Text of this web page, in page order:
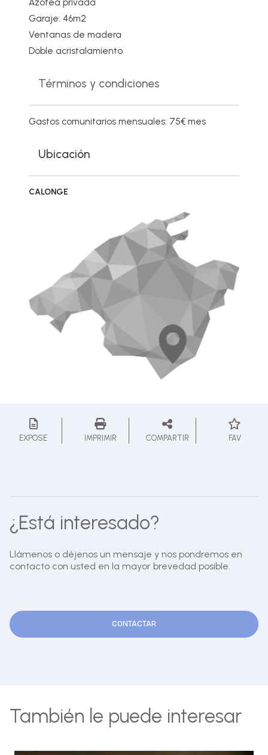
Azotea privada
Garaje: 46m2
Ventanas de madera
Doble acristalamiento
Términos y condiciones
Gastos comunitarios mensuales: 75€ mes
Ubicación
CALONGE
EXPOSE IMPRIMIR COMPARTIR FAV
¿Está interesado?
Llámenos o déjenos un mensaje y nos pondremos en
contacto con usted en la mayor brevedad posible.
CONTACTAR
También le puede interesar